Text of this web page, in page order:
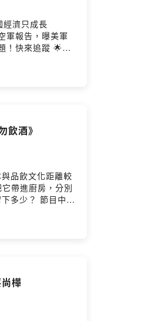
濟只成長
軍報告，曝美軍
！快來追蹤 🌟
人：財經顧問
飲酒》
品飲文化距離較
目中也
樺